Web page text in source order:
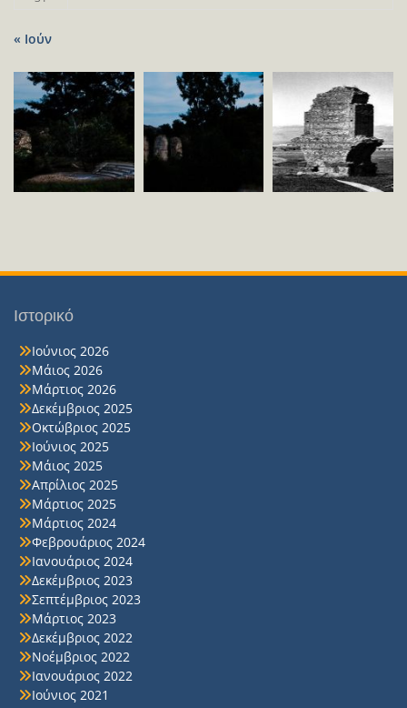
« Ιούν
Ιστορικό
Ιούνιος 2026
Μάιος 2026
Μάρτιος 2026
Δεκέμβριος 2025
Οκτώβριος 2025
Ιούνιος 2025
Μάιος 2025
Απρίλιος 2025
Μάρτιος 2025
Μάρτιος 2024
Φεβρουάριος 2024
Ιανουάριος 2024
Δεκέμβριος 2023
Σεπτέμβριος 2023
Μάρτιος 2023
Δεκέμβριος 2022
Νοέμβριος 2022
Ιανουάριος 2022
Ιούνιος 2021